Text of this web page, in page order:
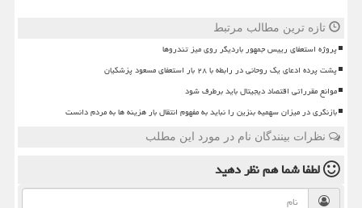
تازه ترین مطالب مرتبط
پروژه استعفای رییس جمهور باردیگر روی میز تندروها
پشت پرده ادعای یک روحانی در رابطه با ۲۸ بار استعفای مسعود پزشکیان
موانع مقرراتی اقتصاد دیجیتال باید برطرف شود
بازنگری در میزان سهمیه بنزین را نباید به مفهوم انتقال بار هزینه ها به مردم دانست
نظرات بینندگان نام در مورد این مطلب
لطفا شما همنظر دهید